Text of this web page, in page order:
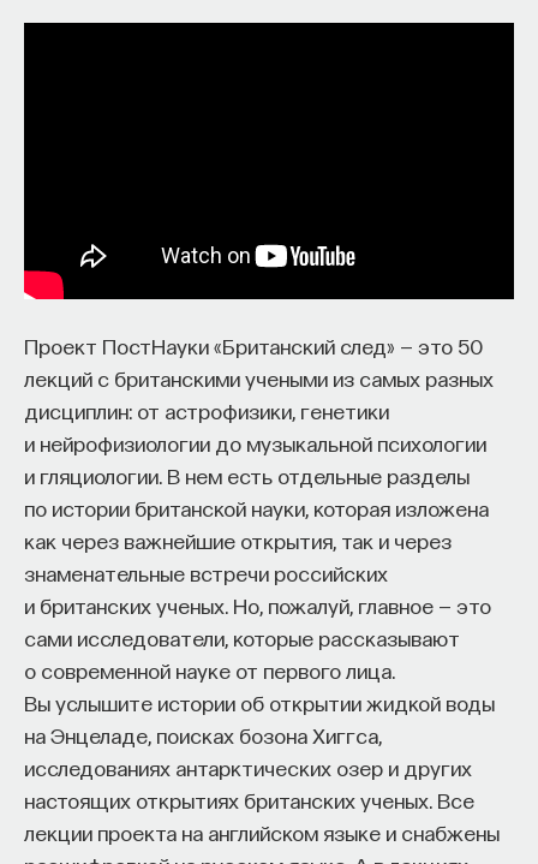
Проект ПостНауки «Британский след» — это 50
лекций с британскими учеными из самых разных
дисциплин: от астрофизики, генетики
и нейрофизиологии до музыкальной психологии
и гляциологии. В нем есть отдельные разделы
по истории британской науки, которая изложена
как через важнейшие открытия, так и через
знаменательные встречи российских
и британских ученых. Но, пожалуй, главное — это
сами исследователи, которые рассказывают
о современной науке от первого лица.
Вы услышите истории об открытии жидкой воды
на Энцеладе, поисках бозона Хиггса,
исследованиях антарктических озер и других
настоящих открытиях британских ученых. Все
лекции проекта на английском языке и снабжены
Ульяна Раведовская
Сения Долгачева
редактор ПостНауки
ИСКУССТВЕННЫЙ ИНТЕЛЛЕКТ
220 публикаций
ИСКУССТВЕННЫЙ ИНТЕЛЛЕКТ УНИВЕРСИТЕТ
АКАДЕМИЧЕСКАЯ СРЕДА ОБУЧЕНИЕ
НЕЙРОСЕТЕВЫЕ АРХИТЕКТУРЫ
СТРОИТЕЛИ БУДУЩЕГО